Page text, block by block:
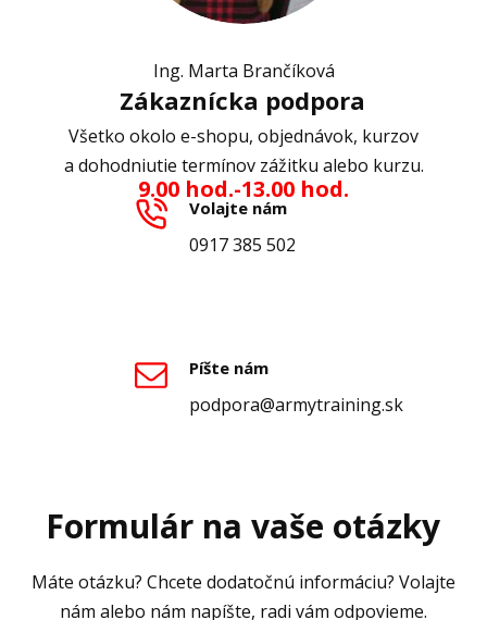
Ing. Marta Brančíková
Zákaznícka podpora
Všetko okolo e-shopu, objednávok, kurzov
a dohodniutie termínov zážitku alebo kurzu.
9.00 hod.-13.00 hod.
Volajte nám
0917 385 502
Píšte nám
podpora@armytraining.sk
Formulár na vaše otázky
Máte otázku? Chcete dodatočnú informáciu? Volajte
nám alebo nám napíšte, radi vám odpovieme.